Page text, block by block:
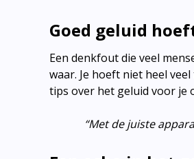
Goed geluid
Een denkfout die veel
waar. Je hoeft niet heel
tips over het geluid voor je
“Met de juiste